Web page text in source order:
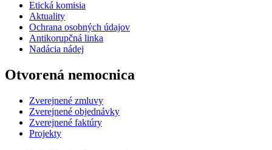
Etická komisia
Aktuality
Ochrana osobných údajov
Antikorupčná linka
Nadácia nádej
Otvorená nemocnica
Zverejnené zmluvy
Zverejnené objednávky
Zverejnené faktúry
Projekty